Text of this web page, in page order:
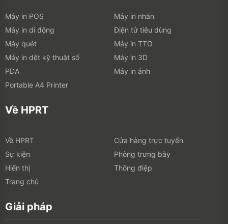
Máy in POS
Máy in nhãn
Máy in di động
Điện tử tiêu dùng
Máy quét
Máy in TTO
Máy in dệt kỹ thuật số
Máy in 3D
PDA
Máy in ảnh
Portable A4 Printer
Về HPRT
Về HPRT
Cửa hàng trực tuyến
Sự kiện
Phòng trưng bày
Hiển thị
Thông điệp
Trang chủ
Giải pháp